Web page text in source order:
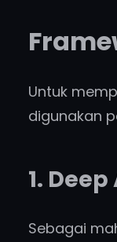
Untuk
digunakan
1.
Sebagai